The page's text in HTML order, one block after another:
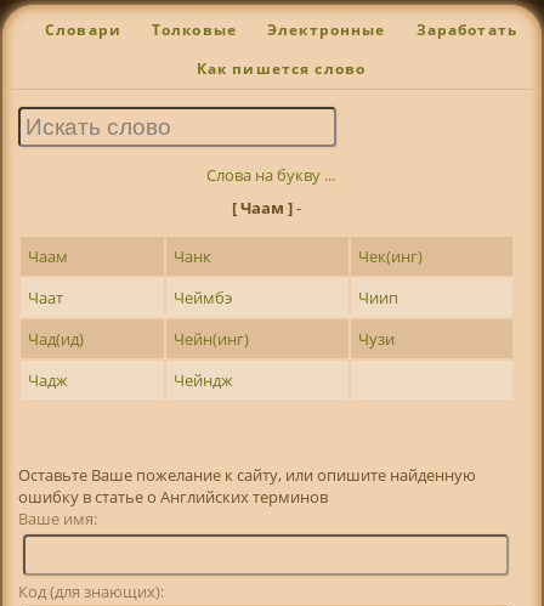
Словари Толковые Электронные Заработать
Как пишется слово
Слова на букву ...
[ Чаам ]-
Чаам Чанк
Чек(инг)
Чаат
Чеймбэ
Чиип
Чад(ид)
Чейн(инг)
Чузи
Чадж
Чейндж
Оставьте Ваше пожелание к сайту, или опишите найденную
ошибку в статье о Английских терминов
Ваше имя:
Код (для знающих):